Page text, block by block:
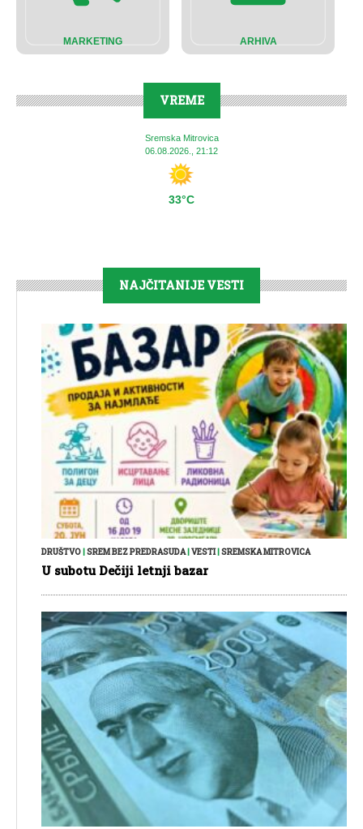
MARKETING ARHIVA
VREME
Sremska Mitrovica
06.08.2026., 21:12
33°C
NAJČITANIJE VESTI
DRUŠTVO SREM BEZ PREDRASUDA| VESTI| SREMSKA MITROVICA
U subotu Dečiji letnji bazar